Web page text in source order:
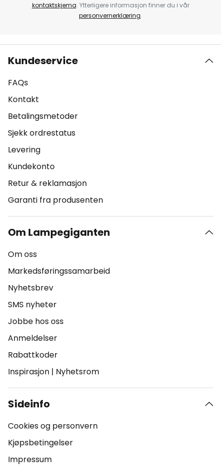
kontaktskjema. Ytterligere informasjon finner du i vår
personvernerklæring.
Kundeservice
FAQs
Kontakt
Betalingsmetoder
Sjekk ordrestatus
Levering
Kundekonto
Retur & reklamasjon
Garanti fra produsenten
Om Lampegiganten
Om oss
Markedsføringssamarbeid
Nyhetsbrev
SMS nyheter
Jobbe hos oss
Anmeldelser
Rabattkoder
Inspirasjon | Nyhetsrom
Sideinfo
Cookies og personvern
Kjøpsbetingelser
Impressum